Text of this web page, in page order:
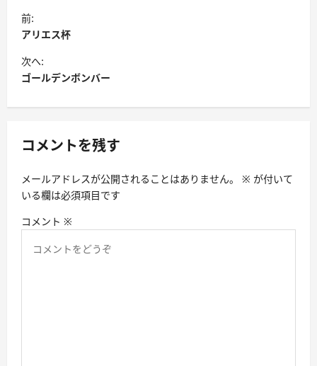
投
稿
ナ
ビ
シ
ン
前:
アリエス杯
次へ:
ゴールデンボンバー
コメントを残す
メールアドレスが公開されることはありません。 ※ が付いて
いる欄は必須項目です
コメント ※